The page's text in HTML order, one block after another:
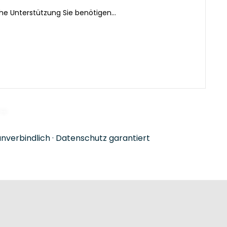
· Datenschutz garantiert